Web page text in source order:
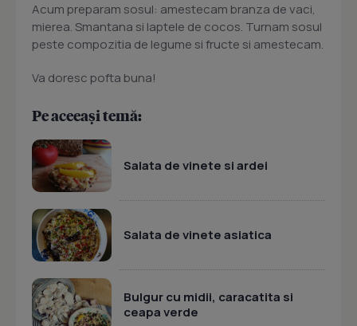
Acum preparam sosul: amestecam branza de vaci,
mierea. Smantana si laptele de cocos. Turnam sosul
peste compozitia de legume si fructe si amestecam.
Va doresc pofta buna!
Pe aceeași temă:
Salata de vinete si ardei
Salata de vinete asiatica
Bulgur cu midii, caracatita si
ceapa verde